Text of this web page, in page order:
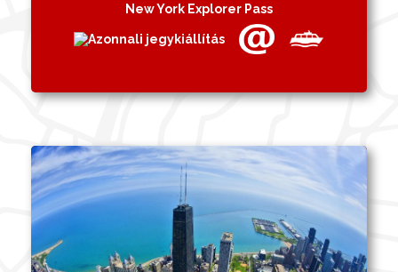
New York Explorer Pass